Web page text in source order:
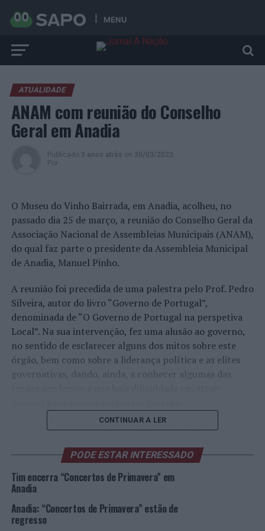
MENU
ATUALIDADE
ANAM com reunião do Conselho
Geral em Anadia
Publicado 3 anos atrás on 30/03/2023
Por
O Museu do Vinho Bairrada, em Anadia, acolheu, no
passado dia 25 de março, a reunião do Conselho Geral da
Associação Nacional de Assembleias Municipais (ANAM),
do qual faz parte o presidente da Assembleia Municipal
de Anadia, Manuel Pinho.
A reunião foi precedida de uma palestra pelo Prof. Pedro
Silveira, autor do livro “Governo de Portugal”,
denominada de “O Governo de Portugal na perspetiva
Local”. Na sua intervenção, fez uma alusão ao governo,
no sentido de esclarecer alguns dos mitos sobre este
órgão, bem como sobre a liderança política e as elites
governativas, dando, ainda, a conhecer algumas das
No que respeita à reunião do Conselho Geral, esta
de Atividades e Contas de 2022; o IV Congresso da
ANAM; a proposta da perda da qualidade de associado
da ANAM; e a apresentação do curso “Literacia Política
Na ocasião, o presidente da Assembleia Municipal de
CONTINUAR A LER
PODE ESTAR INTERESSADO
Tim encerra “Concertos de Primavera” em
Anadia
Anadia: “Concertos de Primavera” estão de
regresso